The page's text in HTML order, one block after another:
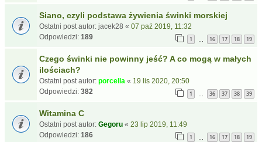
Siano, czyli podstawa żywienia świnki morskiej
Ostatni post autor: jacek28 « 07 paź 2019, 11:32
Odpowiedzi: 189 1 16 17 18 19
Czego świnki nie powinny jeść? A co mogą w małych
ilościach?
Ostatni post autor: porcella « 19 lis 2020, 20:50
Odpowiedzi: 382 1 36 37 38 39
Witamina C
Ostatni post autor: Gegoru « 23 lip 2019, 11:49
Odpowiedzi: 186 1 16 17 18 19